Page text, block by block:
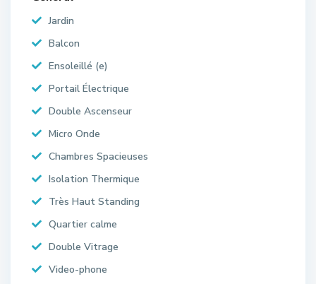
Jardin
Balcon
Ensoleillé (e)
Portail Électrique
Double Ascenseur
Micro Onde
Chambres Spacieuses
Isolation Thermique
Très Haut Standing
Quartier calme
Double Vitrage
Video-phone